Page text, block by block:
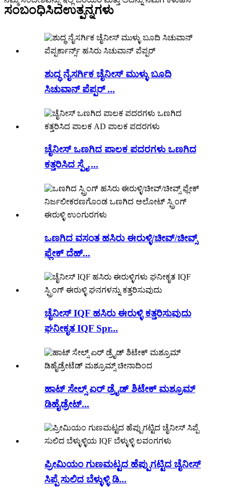
ಸಂಬಂಧಿಸಿದಉತ್ಪನ್ನಗಳು
ಶುದ್ಧ ನೈಸರ್ಗಿಕ ಚೈನೀಸ್ ಮುಳ್ಳು ಬೂದಿ
ಸಿಚುವಾನ್ ಪೆಪ್ಪರ್ ...
ಚೈನೀಸ್ ಒಣಗಿದ ಪಾಲಕ ಪದರಗಳು ಒಣಗಿದ
ಕತ್ತರಿಸಿದ ಸ್ಪೈ ...
ಒಣಗಿದ ವಸಂತ ಹಸಿರು ಈರುಳ್ಳಿ/ಚೀವ್/ಚೀವ್ಸ್
ಫ್ಲೇಕ್ ದೆಹ್...
ಚೈನೀಸ್ IQF ಹಸಿರು ಈರುಳ್ಳಿ ಕತ್ತರಿಸುವುದು
ಘನೀಕೃತ IQF Spr...
ಹಾಟ್ ಸೇಲ್ಸ್ ಏರ್ ಡ್ರೈಡ್ ಶಿಟೇಕ್ ಮಶ್ರೂಮ್
ಡಿಹೈಡ್ರೇಟ್...
ಪ್ರೀಮಿಯಂ ಗುಣಮಟ್ಟದ ಹೆಪ್ಪುಗಟ್ಟಿದ ಚೈನೀಸ್
ಸಿಪ್ಪೆ ಸುಲಿದ ಬೆಳ್ಳುಳ್ಳಿ ಡಿ...